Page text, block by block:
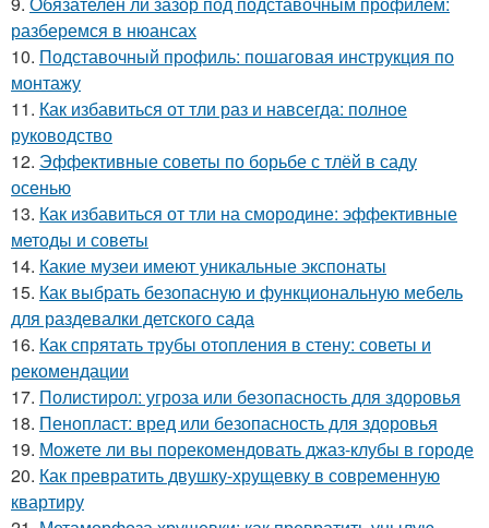
разберемся в нюансах
10. Подставочный профиль: пошаговая инструкция по
монтажу
11. Как избавиться от тли раз и навсегда: полное
руководство
12. Эффективные советы по борьбе с тлёй в саду
осенью
13. Как избавиться от тли на смородине: эффективные
методы и советы
14. Какие музеи имеют уникальные экспонаты
15. Как выбрать безопасную и функциональную мебель
для раздевалки детского сада
16. Как спрятать трубы отопления в стену: советы и
рекомендации
17. Полистирол: угроза или безопасность для здоровья
18. Пенопласт: вред или безопасность для здоровья
19. Можете ли вы порекомендовать джаз-клубы в городе
20. Как превратить двушку-хрущевку в современную
квартиру